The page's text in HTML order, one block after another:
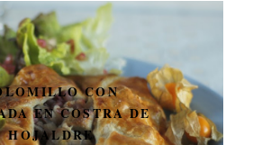
CON
EN COSTRA DE
HOJALDRE